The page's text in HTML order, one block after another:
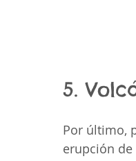
5.
Por último,
erupción